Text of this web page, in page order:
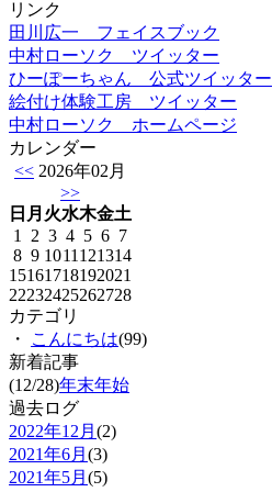
リンク
田川広一 フェイスブック
中村ローソク ツイッター
ひーぽーちゃん 公式ツイッター
絵付け体験工房 ツイッター
中村ローソク ホームページ
カレンダー
<< 2026年02月
>>
日 月 火水木金土
1
2 3 4 5 6 7
8 9 1011 121314
15161718192021
22232425262728
カテゴリ
・
こんにちは(99)
新着記事
(12/28)年末年始
過去ログ
2022年12月 (2)
2021年6月 (3)
2021年5月 (5)